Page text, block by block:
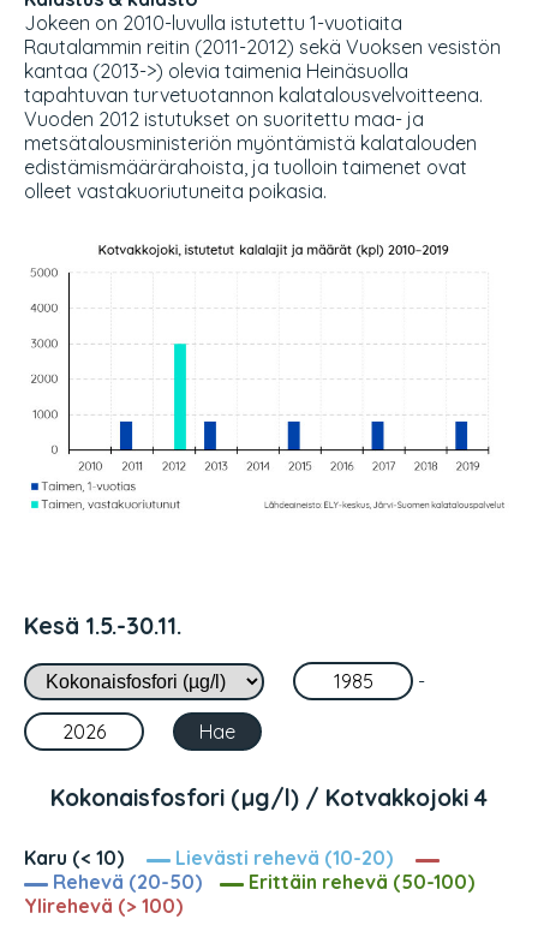
Jokeen on 2010-luvulla istutettu 1-vuotiaita
Rautalammin reitin (2011-2012) sekä Vuoksen vesistön
kantaa (2013->) olevia taimenia Heinäsuolla
tapahtuvan turvetuotannon kalatalousvelvoitteena.
Vuoden 2012 istutukset on suoritettu maa- ja
metsätalousministeriön myöntämistä kalatalouden
edistämismäärärahoista, ja tuolloin taimenet ovat
olleet vastakuoriutuneita poikasia.
Kesä 1.5.-30.11.
-
Kokonaisfosfori (µg/l) / Kotvakkojoki 4
Karu (< 10)
Lievästi rehevä (10-20)
Rehevä (20-50)
Erittäin rehevä (50-100)
Ylirehevä (> 100)